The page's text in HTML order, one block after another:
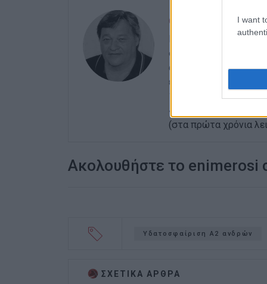
I want
ΣΠΥΡΟΣ ΠΙΚΟΥΛΑΣ
Πτυχιούχος
στο ξεκίνημα με την
αρχές του ΄92 και
εκδότης - διευθυντής
15 χρόνια στο «ΦΩΣ
«ΕΝΗΜΕΡΩΣΗ», ενώ
(στα πρώτα χρόνια
Ακολουθήστε το enimerosi
Υδατοσφαίριση Α2 ανδρών
ΣΧΕΤΙΚA AΡΘΡΑ